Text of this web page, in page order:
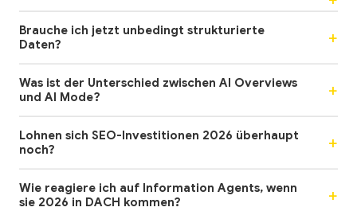
Brauche ich jetzt unbedingt strukturierte
Daten?
Was ist der Unterschied zwischen AI Overviews
und AI Mode?
Lohnen sich SEO-Investitionen 2026 überhaupt
noch?
Wie reagiere ich auf Information Agents, wenn
sie 2026 in DACH kommen?